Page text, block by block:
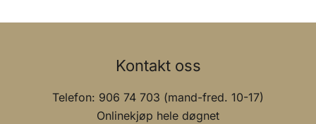
Kontakt oss
Telefon: 906 74 703 (mand-fred. 10-17)
Onlinekjøp hele døgnet